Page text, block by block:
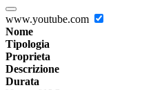
www.youtube.com
Nome
Tipologia
Proprieta
Descrizione
Durata